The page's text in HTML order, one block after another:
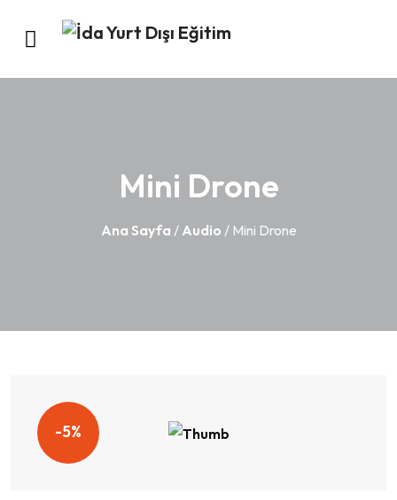
Mini Drone
Ana Sayfa / Audio / Mini Drone
-5%